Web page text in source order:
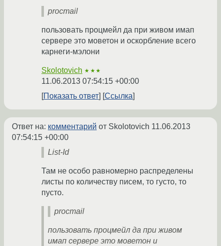
procmail
пользовать процмейл да при живом имап
сервере это моветон и оскорбление всего
карнеги-мэлони
Skolotovich ★★★
11.06.2013 07:54:15 +00:00
Показать ответ
Ссылка
Ответ на: комментарий от Skolotovich 11.06.2013
07:54:15 +00:00
List-Id
Там не особо равномерно распределены
листы по количеству писем, то густо, то
пусто.
procmail
пользовать процмейл да при живом
имап сервере это моветон и